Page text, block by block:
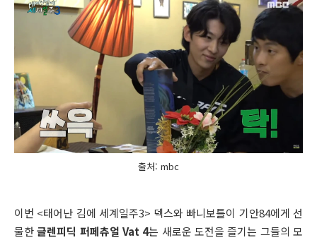
출처: mbc
이번 <태어난 김에 세계일주3> 덱스와 빠니보틀이 기안84에게 선
물한글렌피딕 퍼페츄얼Vat 4는 새로운 도전을 즐기는 그들의 모